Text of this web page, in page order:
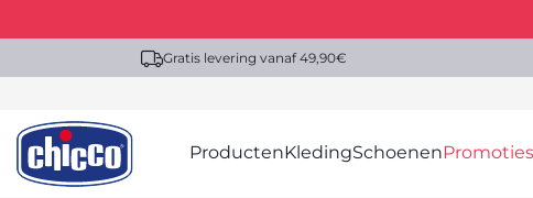
Gratis levering vanaf 49,90€
ProductenKledingSchoenenPromoties